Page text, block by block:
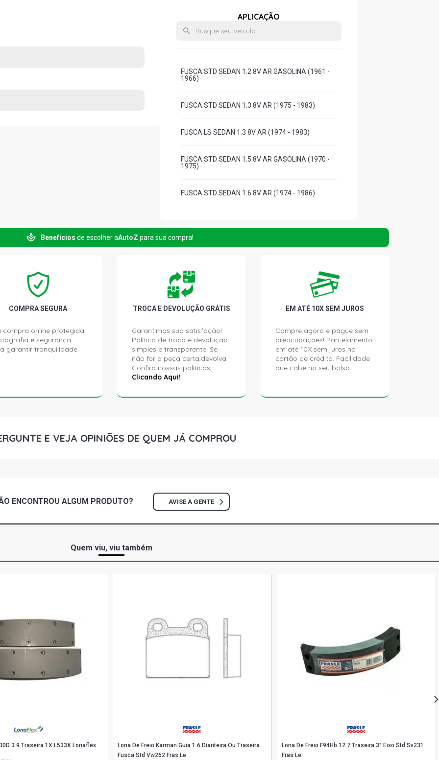
APLICAÇÃO
FUSCA STD SEDAN 1.2 8V AR GASOLINA (1961 -
1966)
FUSCA STD SEDAN 1.3 8V AR (1975 - 1983)
FUSCA LS SEDAN 1.3 8V AR (1974 - 1983)
FUSCA STD SEDAN 1.5 8V AR GASOLINA (1970 -
1975)
FUSCA STD SEDAN 1.6 8V AR (1974 - 1986)
KARMAN GUIA STD COUPE 1.6 8V AR (1962 -
Benefícios de escolher aAutoZ para sua compra!
COMPRA SEGURA
compra online protegida.
e segurança
garantir tranquilidade.
TROCA E DEVOLUÇÃO GRÁTIS
Garantimos sua satisfação!
Política de troca e devolução
simples e transparente. Se
não for a peça certa,devolva.
Confira nossas políticas
Clicando Aqui!
EM ATÉ 10X SEM JUROS
Compre agora e pague sem
preocupações! Parcelamento
em até 10X sem juros no
cartão de crédito. Facilidade
que cabe no seu bolso.
E VEJA OPINIÕES DE QUEM JÁ COMPROU
ENCONTROU ALGUM PRODUTO? AVISE A GENTE
Quem viu, viu também
3.9 Traseira 1X L533X Lonaflex
Lona De Freio Karman Guia 1.6 Dianteira Ou Traseira
Fusca Std Vw262 Fras Le
Lona De Freio F94Hb 12.7 Traseira 3° Eixo Std Sv231
Fras Le